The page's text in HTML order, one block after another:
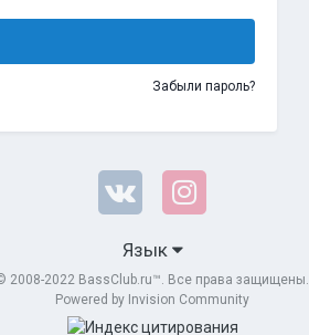
Забыли пароль?
Язык
2008-2022 BassClub.ru™. Все права защищены.
Powered by Invision Community